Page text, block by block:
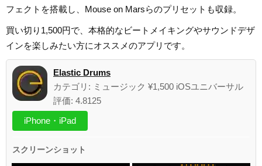
フェクトを搭載し、Mouse on Marsらのプリセットも収録。
買い切り1,500円で、本格的なビートメイキングやサウンドデザ
インを楽しみたい方にオススメのアプリです。
Elastic Drums
カテゴリ: ミュージック ¥1,500 iOSユニバーサル
評価: 4.8125
iPhone・iPad
スクリーンショット